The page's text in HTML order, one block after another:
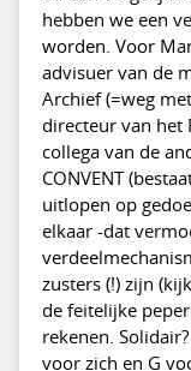
hebben we een
worden. Voor
advisuer van de
Archief (=weg
directeur van het
collega van de
CONVENT
uitlopen op
elkaar -dat
zusters (!) zijn
de feitelijke
rekenen.
voor zich en G